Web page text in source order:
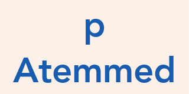
p
Atemmed